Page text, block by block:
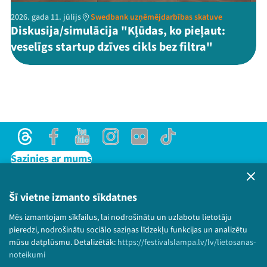
Šī vietne izmanto sīkdatnes
Mēs izmantojam sīkfailus, lai nodrošinātu un uzlabotu lietotāju
pieredzi, nodrošinātu sociālo saziņas līdzekļu funkcijas un analizētu
mūsu datplūsmu. Detalizētāk: https://festivalslampa.lv/lv/lietosanas-
noteikumi
2026. gada 11. jūlijs Swedbank uzņēmējdarbības skatuve
Diskusija/simulācija "Kļūdas, ko pieļaut:
veselīgs startup dzīves cikls bez filtra"
ThreadsFacebookYoutubeInstagram
Flick TikTok
Sazinies ar mums
Lietošanas noteikumi un sīkdatņu politika
Bērnu aizsardzības politika
© 2026 Sarunu festivāls LAMPA Visas tiesības
paturētas.